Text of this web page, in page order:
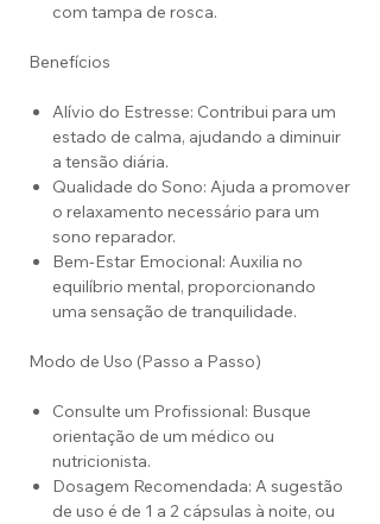
com tampa de rosca.
Benefícios
Alívio do Estresse: Contribui para um
estado de calma, ajudando a diminuir
a tensão diária.
Qualidade do Sono: Ajuda a promover
o relaxamento necessário para um
sono reparador.
Bem-Estar Emocional: Auxilia no
equilíbrio mental, proporcionando
uma sensação de tranquilidade.
Modo de Uso (Passo a Passo)
Consulte um Profissional: Busque
orientação de um médico ou
nutricionista.
Dosagem Recomendada: A sugestão
de uso é de 1 a 2 cápsulas à noite, ou